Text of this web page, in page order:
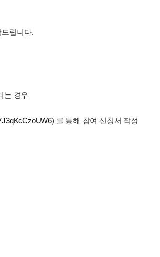
립니다.
는 경우
) 를 통해 참여 신청서 작성